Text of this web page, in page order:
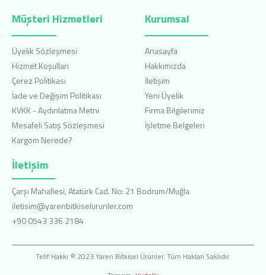
Müşteri Hizmetleri
Üyelik Sözleşmesi
Hizmet Koşulları
Çerez Politikası
İade ve Değişim Politikası
KVKK - Aydınlatma Metni
Mesafeli Satış Sözleşmesi
Kargom Nerede?
Kurumsal
Anasayfa
Hakkımızda
İletişim
Yeni Üyelik
Firma Bilgilerimiz
İşletme Belgeleri
İletişim
Çarşı Mahallesi, Atatürk Cad. No: 21 Bodrum/Muğla
iletisim@yarenbitkiselurunler.com
+90 0543 336 2184
Telif Hakkı © 2023 Yaren Bitkisel Ürünler. Tüm Hakları Saklıdır.